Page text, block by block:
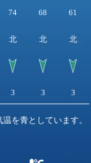
74 68 61
北 北 北
3 3 3
を青としています。